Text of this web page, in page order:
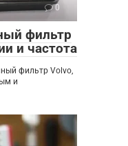
0
фильтр
и частота
фильтр Volvo,
и